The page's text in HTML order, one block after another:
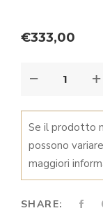
€333,00
QUANTITÀ
Se il prodotto
possono
maggiori
SHARE: